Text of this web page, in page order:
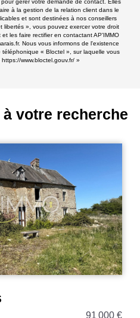
gérer votre demande de contact. Elles
à la gestion de la relation client dans le
et sont destinées à nos conseillers
libertés », vous pouvez exercer votre droit
les faire rectifier en contactant AP'IMMO
Nous vous informons de l'existence
« Bloctel », sur laquelle vous
https://www.bloctel.gouv.fr/ »
votre recherche
91 000 €